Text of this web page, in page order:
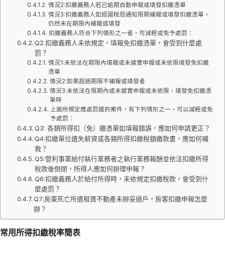
情況2:扣繳義務人若已逾期自動申報或填發扣繳憑單
情況3:扣繳義務人如經國稅局通知限期補報或填發扣繳憑單，
仍然未在期限內補報或填發
扣繳義務人符合下列情形之一者，可減輕或免予處罰：
Q2.扣繳義務人未依規定，填報免扣繳憑單，會受到什麼處
罰？
情況1:未依法在期限內填報或未據實申報或未依限填發免扣繳
憑單
情況2:如果超過期限不補報或填發者
情況3:未依法在限期內或未據實申報或未依限，填發免扣繳憑
單時
上面所規定應處罰鍰的案件，有下列情形之一，可以減輕或免
予處罰：
Q3: 各類所得扣（免）繳憑單如填報錯誤，應如何申請更正？
Q4:扣繳單位遺失薪資或各類所得扣繳稅額繳款書，應如何補
救？
Q5:營利事業給付執行業務者之執行業務報酬並依法扣繳所得
稅款後倒閉，所得人應如何辦理申報？
Q6:扣繳義務人於給付所得時，未依規定扣繳稅款，會受到什
麼處罰？
Q7:房東死亡所遺租賃不動產未辦妥過戶，房客扣繳申報怎麼
辦？
常用所得扣繳稅率簡表